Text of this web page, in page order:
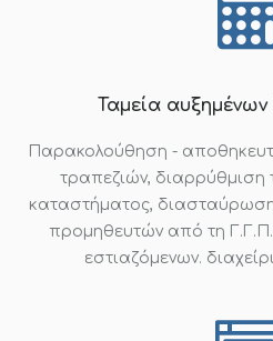
Ταμεία
Παρακολούθηση -
τραπεζιών,
καταστήματος,
προμηθευτών από τη
εστιαζόμενων.